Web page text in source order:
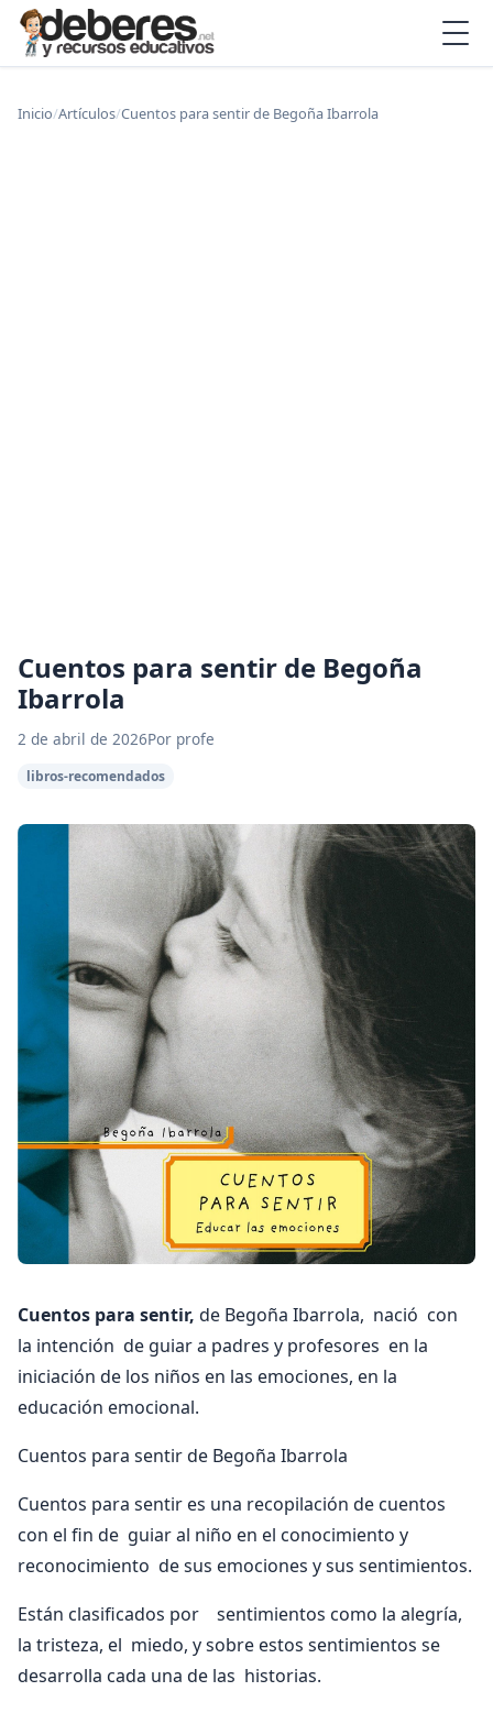
Inicio/Artículos/Cuentos para sentir de Begoña Ibarrola
Cuentos para sentir de Begoña
Ibarrola
2 de abril de 2026Por profe
libros-recomendados
Cuentos para sentir, de Begoña Ibarrola, nació con
la intención de guiar a padres y profesores en la
iniciación de los niños en las emociones, en la
educación emocional.
Cuentos para sentir de Begoña Ibarrola
Cuentos para sentir es una recopilación de cuentos
con el fin de guiar al niño en el conocimiento y
reconocimiento de sus emociones y sus sentimientos.
Están clasificados por sentimientos como la alegría,
la tristeza, el miedo, y sobre estos sentimientos se
desarrolla cada una de las historias.